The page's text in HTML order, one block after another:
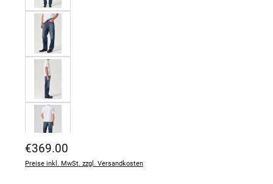
Regulärer Preis:
€369.00
Preise inkl. MwSt. zzgl. Versandkosten